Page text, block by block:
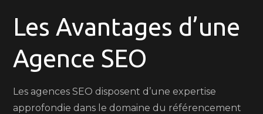
Les Avantages d’une
Agence SEO
Les agences SEO disposent d’une expertise
approfondie dans le domaine du référencement